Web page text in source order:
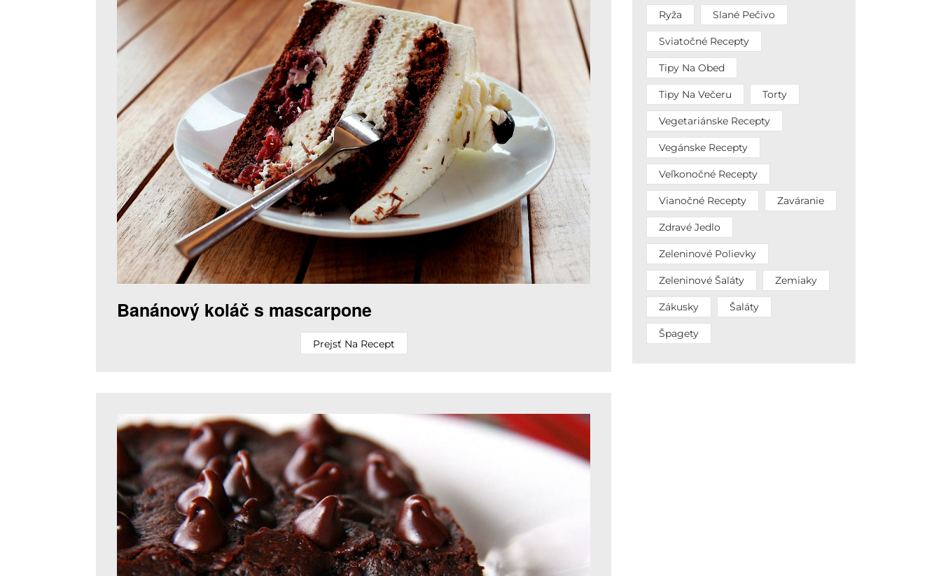
Banánový koláč s mascarpone
Prejsť Na Recept
Ryža Slané Pečivo
Sviatočné Recepty
Tipy Na Obed
Tipy Na Večeru Torty
Vegetariánske Recepty
Vegánske Recepty
Veľkonočné Recepty
Vianočné Recepty Zaváranie
Zdravé Jedlo
Zeleninové Polievky
Zeleninové Šaláty Zemiaky
Zákusky Šaláty
Špagety